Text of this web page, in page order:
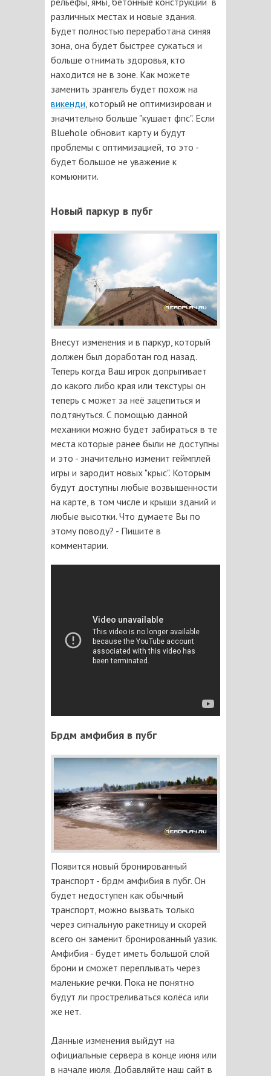
различных местах и новые здания.
Будет полностью переработана синяя
зона, она будет быстрее сужаться и
больше отнимать здоровья, кто
находится не в зоне. Как можете
заменить эрангель будет похож на
викенди , который не оптимизирован и
значительно больше "кушает фпс". Если
Bluehole обновит карту и будут
проблемы с оптимизацией, то это -
будет большое не уважение к
комьюнити.
Новый паркур в пубг
Внесут изменения и в паркур, который
должен был доработан год назад.
Теперь когда Ваш игрок допрыгивает
до какого либо края или текстуры он
теперь с может за неё зацепиться и
подтянуться. С помощью данной
механики можно будет забираться в те
места которые ранее были не доступны
и это - значительно изменит геймплей
игры и зародит новых "крыс". Которым
будут доступны любые возвышенности
на карте, в том числе и крыши зданий и
любые высотки. Что думаете Вы по
этому поводу? - Пишите в
комментарии.
Брдм амфибия в пубг
Появится новый бронированный
транспорт - брдм амфибия в пубг. Он
будет недоступен как обычный
транспорт, можно вызвать только
через сигнальную ракетницу и скорей
всего он заменит бронированный уазик.
Амфибия - будет иметь большой слой
брони и сможет переплывать через
маленькие речки. Пока не понятно
будут ли простреливаться колёса или
же нет.
Данные изменения выйдут на
официальные сервера в конце июня или
в начале июля. Добавляйте наш сайт в